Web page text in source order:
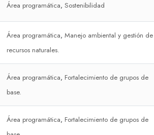
Área programática, Sostenibilidad
Área programática, Manejo ambiental y gestión de
recursos naturales.
Área programática, Fortalecimiento de grupos de
base.
Área programática, Fortalecimiento de grupos de